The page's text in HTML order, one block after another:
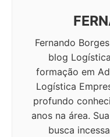
Fernando
blog
formação em
Logística
profundo
anos na área.
busca